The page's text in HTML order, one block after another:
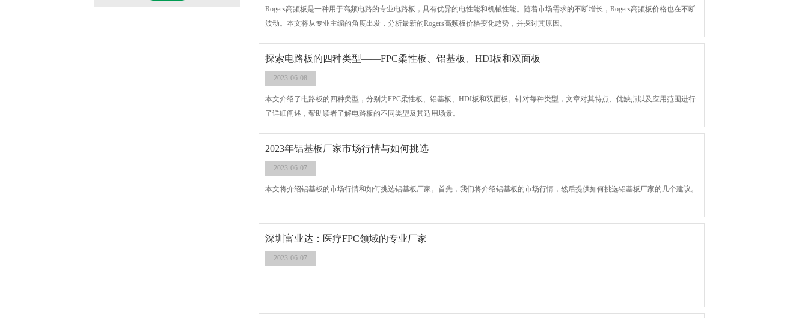
Rogers高频板是一种用于高频电路的专业电路板，具有优异的电性能和机械性能。随着市场需求的不断增长，Rogers高频板价格也在不断
波动。本文将从专业主编的角度出发，分析最新的Rogers高频板价格变化趋势，并探讨其原因。
探索电路板的四种类型——FPC柔性板、铝基板、HDI板和双面板
2023-06-08
本文介绍了电路板的四种类型，分别为FPC柔性板、铝基板、HDI板和双面板。针对每种类型，文章对其特点、优缺点以及应用范围进行
了详细阐述，帮助读者了解电路板的不同类型及其适用场景。
2023年铝基板厂家市场行情与如何挑选
2023-06-07
本文将介绍铝基板的市场行情和如何挑选铝基板厂家。首先，我们将介绍铝基板的市场行情，然后提供如何挑选铝基板厂家的几个建议。
深圳富业达：医疗FPC领域的专业厂家
2023-06-07